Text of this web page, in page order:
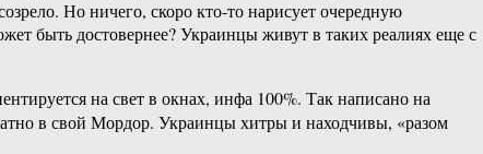
Но ничего, скоро кто-то нарисует очередную
быть достовернее? Украинцы живут в таких реалиях еще с
на свет в окнах, инфа 100%. Так написано на
в свой Мордор. Украинцы хитры и находчивы, «разом